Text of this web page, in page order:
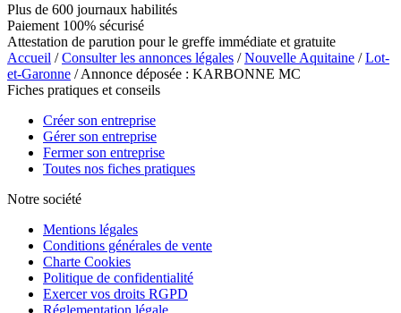
Plus de 600 journaux habilités
Paiement 100% sécurisé
Attestation de parution pour le greffe immédiate et gratuite
Accueil /Consulter les annonces légales /Nouvelle Aquitaine /Lot-
et-Garonne / Annonce déposée : KARBONNE MC
Fiches pratiques et conseils
Créer son entreprise
Gérer son entreprise
Fermer son entreprise
Toutes nos fiches pratiques
Notre société
Mentions légales
Conditions générales de vente
Charte Cookies
Politique de confidentialité
Exercer vos droits RGPD
Réglementation légale